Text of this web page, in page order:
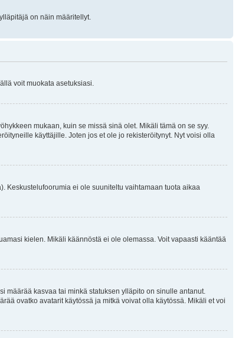
on näin määritellyt.
voit muokata asetuksiasi.
mukaan, kuin se missä sinä olet. Mikäli tämä on se syy.
käyttäjille. Joten jos et ole jo rekisteröitynyt. Nyt voisi olla
Keskustelufoorumia ei ole suuniteltu vaihtamaan tuota aikaa
kielen. Mikäli käännöstä ei ole olemassa. Voit vapaasti kääntää
määrää kasvaa tai minkä statuksen ylläpito on sinulle antanut.
ovatko avatarit käytössä ja mitkä voivat olla käytössä. Mikäli et voi